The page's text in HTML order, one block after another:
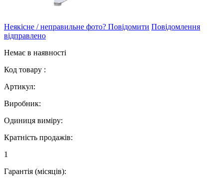
Неякісне / неправильне фото? Повідомити Повідомлення
відправлено
Немає в наявності
Код товару :
Артикул:
Виробник:
Одиниця виміру:
Кратність продажів:
1
Гарантія (місяців):